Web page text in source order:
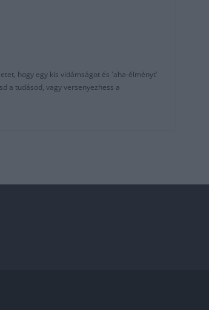
hogy egy kis vidámságot és 'aha-élményt'
a tudásod, vagy versenyezhess a